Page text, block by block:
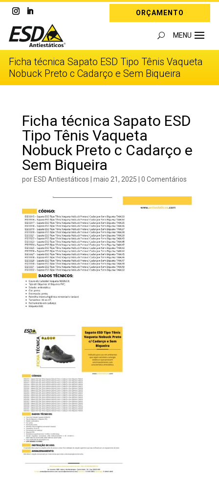
ORÇAMENTO
Ficha técnica Sapato ESD Tipo Tênis Vaqueta
Nobuck Preto c Cadarço e Sem Biqueira
Ficha técnica Sapato ESD
Tipo Tênis Vaqueta
Nobuck Preto c Cadarço e
Sem Biqueira
porESD Antiestáticos | maio 21, 2025 | 0 Comentários